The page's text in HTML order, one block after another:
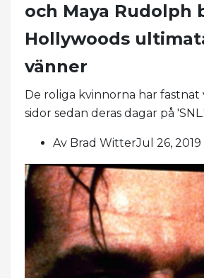
och Maya Rudolph
Hollywoods
vänner
De roliga kvinnorna har fastnat
sidor sedan deras dagar på 'SNL.'
Av Brad WitterJul 26, 2019